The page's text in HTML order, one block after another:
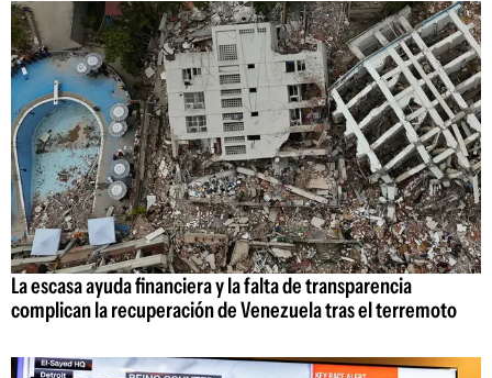
La escasa ayuda financiera y la falta de transparencia
complican la recuperación de Venezuela tras el terremoto